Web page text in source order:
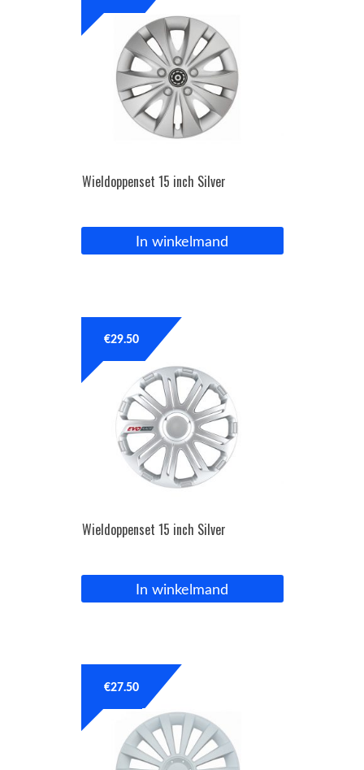
Wieldoppenset 15 inch Silver
In winkelmand
Wieldoppenset 15 inch Silver
€29.50
In winkelmand
€27.50